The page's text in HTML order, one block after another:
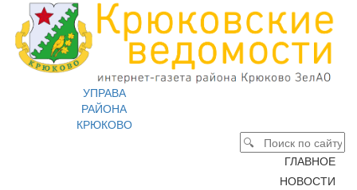
УПРАВА
РАЙОНА
КРЮКОВО
ГЛАВНОЕ
НОВОСТИ